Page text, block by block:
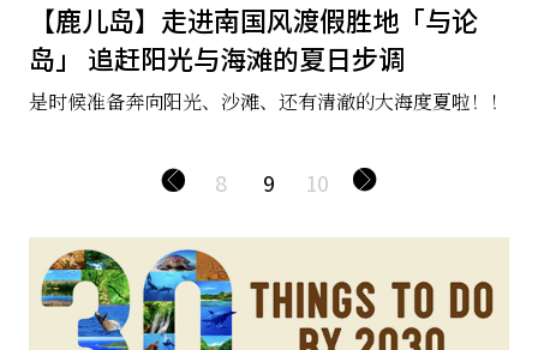
【鹿儿岛】走进南国风渡假胜地「与论
岛」 追赶阳光与海滩的夏日步调
是时候准备奔向阳光、沙滩、还有清澈的大海度夏啦！！
8 9 10